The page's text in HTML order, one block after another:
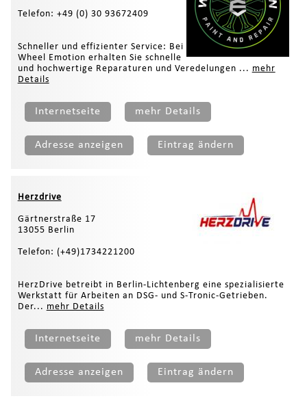
Telefon: +49 (0) 30 93672409
Schneller und effizienter Service: Bei
Wheel Emotion erhalten Sie schnelle
und hochwertige Reparaturen und Veredelungen ... mehr
Details
Internetseite mehr Details
Adresse anzeigen Eintrag ändern
Herzdrive
Gärtnerstraße 17
13055 Berlin
Telefon: (+49)1734221200
HerzDrive betreibt in Berlin-Lichtenberg eine spezialisierte
Werkstatt für Arbeiten an DSG- und S-Tronic-Getrieben.
Der... mehr Details
Internetseite mehr Details
Adresse anzeigen Eintrag ändern